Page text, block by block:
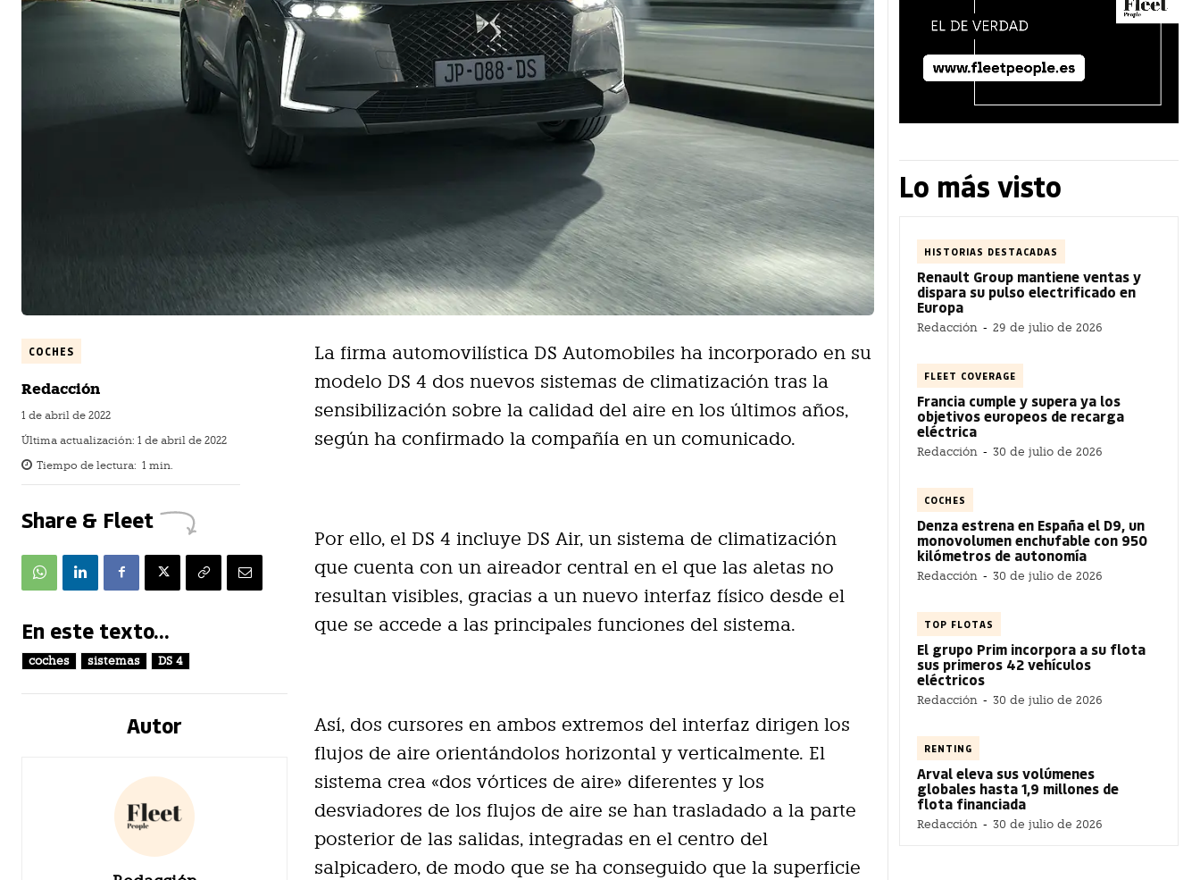
COCHES
Redacción
1 de abril de 2022
Última actualización: 1 de abril de 2022
Tiempo de lectura: 1 min.
Share & Fleet
En este texto...
coches sistemas DS 4
Autor
La firma automovilística DS Automobiles ha incorporado en su
modelo DS 4 dos nuevos sistemas de climatización tras la
sensibilización sobre la calidad del aire en los últimos años,
según ha confirmado la compañía en un comunicado.
Por ello, el DS 4 incluye DS Air, un sistema de climatización
que cuenta con un aireador central en el que las aletas no
resultan visibles, gracias a un nuevo interfaz físico desde el
que se accede a las principales funciones del sistema.
Así, dos cursores en ambos extremos del interfaz dirigen los
flujos de aire orientándolos horizontal y verticalmente. El
sistema crea «dos vórtices de aire» diferentes y los
desviadores de los flujos de aire se han trasladado a la parte
posterior de las salidas, integradas en el centro del
salpicadero, de modo que se ha conseguido que la superficie
Lo más visto
HISTORIAS DESTACADAS
Renault Group mantiene ventas y
dispara su pulso electrificado en
Europa
Redacción - 29 de julio de 2026
FLEET COVERAGE
Francia cumple y supera ya los
objetivos europeos de recarga
eléctrica
Redacción - 30 de julio de 2026
COCHES
Denza estrena en España el D9, un
monovolumen enchufable con 950
kilómetros de autonomía
Redacción - 30 de julio de 2026
TOP FLOTAS
El grupo Prim incorpora a su flota
sus primeros 42 vehículos
eléctricos
Redacción - 30 de julio de 2026
RENTING
Arval eleva sus volúmenes
globales hasta 1,9 millones de
flota financiada
Redacción - 30 de julio de 2026